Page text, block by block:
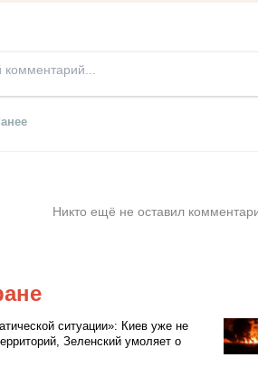
Никто ещё не оставил
ситуации»: Киев уже не
Зеленский умоляет о